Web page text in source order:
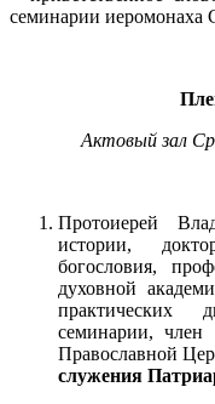
семинарии иеромонаха
Актовый зал
Протоиерей
истории,
богословия,
духовной
практических
семинарии, член
Православной
служения